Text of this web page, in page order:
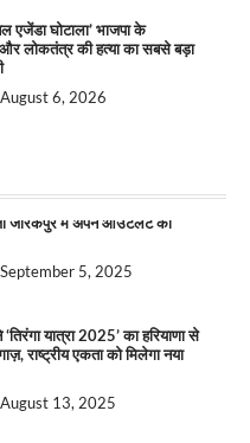
एजेंडा घोटाला’ भाजपा के
और लोकतंत्र की हत्या का सबसे बड़ा
August 6, 2026
“लोकल टू ग्लोबल” की ओर भारत
अगस्त तक भारत मंडपम में होगा
: हरीश गर्ग
August 6, 2026
(सेवा) ने पंजाब में सौर
को दूर करने के लिए पीएसपीसीएल
से की मुलाकात
मंच पर भारत को कमजोर करने
August 6, 2025
जीरकपुर में अपने आउटलेट की
September 5, 2025
यात्रा 2025’ का हरियाणा से
राष्ट्रीय एकता को मिलेगा नया
August 13, 2025